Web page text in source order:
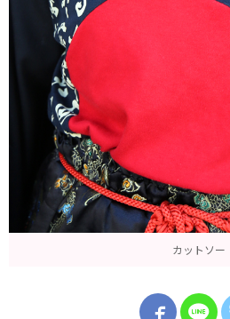
カットソー